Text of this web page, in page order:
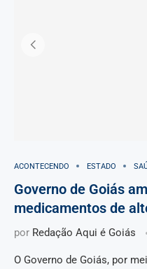
ACONTECENDO ESTADO
Governo de Goiás
medicamentos de
por Redação Aqui é Goiás
O Governo de Goiás, por